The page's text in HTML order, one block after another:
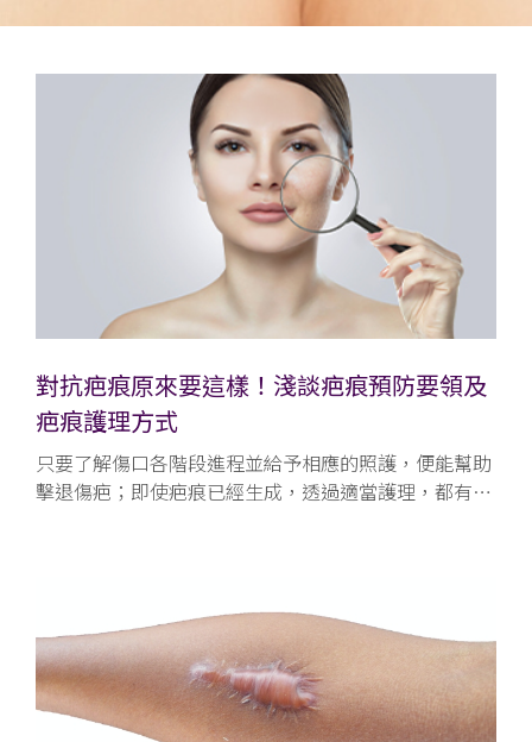
對抗疤痕原來要這樣！淺談疤痕預防要領及
疤痕護理方式
只要了解傷口各階段進程並給予相應的照護，便能幫助
擊退傷疤；即使疤痕已經生成，透過適當護理，都有改